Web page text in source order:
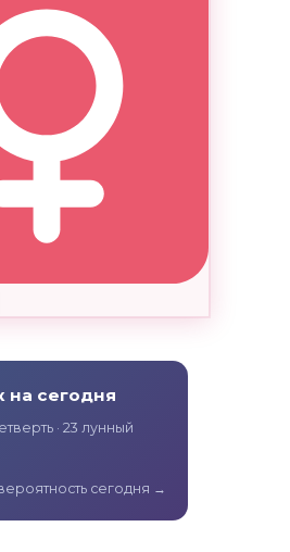
на сегодня
· 23 лунный
сегодня →